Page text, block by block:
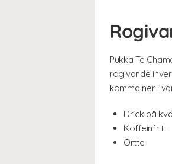
Pukka Te
rogivande
komma ner i
Drick på
Koffeinfritt
Örtte